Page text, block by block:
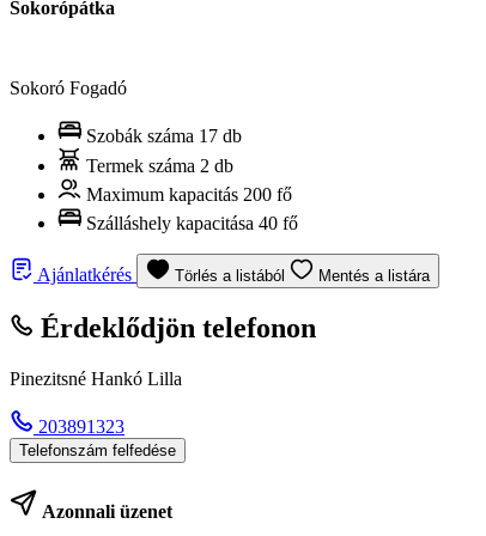
Sokorópátka
Sokoró Fogadó
Szobák száma 17 db
Termek száma 2 db
Maximum kapacitás 200 fő
Szálláshely kapacitása 40 fő
Ajánlatkérés Törlés a listából Mentés a listára
Érdeklődjön telefonon
Pinezitsné Hankó Lilla
203891323
Telefonszám felfedése
Azonnali üzenet